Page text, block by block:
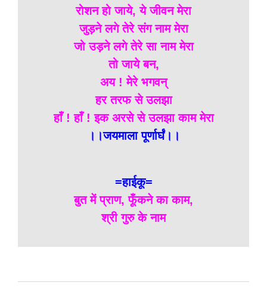
रोशन हो जाये, ये जीवन मेरा
जुड़ने लगे तेरे संग नाम मेरा
जो उड़ने लगे तेरे सा नाम मेरा
तो जाये बन,
अय ! मेरे भगवन्
हर तरफ से उलझा
हाँ ! हाँ ! इक अरसे से उलझा काम मेरा
।।जयमाला पूर्णार्घं।।
=हाईकू=
बुत में प्राण, फूँकने का काम,
श्री गुरु के नाम